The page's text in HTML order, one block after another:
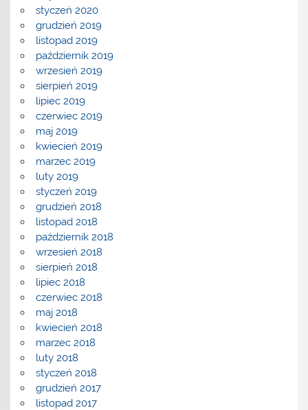
styczeń 2020
grudzień 2019
listopad 2019
październik 2019
wrzesień 2019
sierpień 2019
lipiec 2019
czerwiec 2019
maj 2019
kwiecień 2019
marzec 2019
luty 2019
styczeń 2019
grudzień 2018
listopad 2018
październik 2018
wrzesień 2018
sierpień 2018
lipiec 2018
czerwiec 2018
maj 2018
kwiecień 2018
marzec 2018
luty 2018
styczeń 2018
grudzień 2017
listopad 2017